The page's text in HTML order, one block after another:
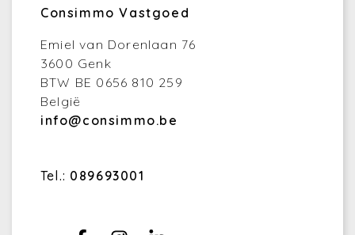
Consimmo Vastgoed
Emiel van Dorenlaan 76
3600 Genk
BTW BE 0656 810 259
België
info@consimmo.be
Tel.: 089693001